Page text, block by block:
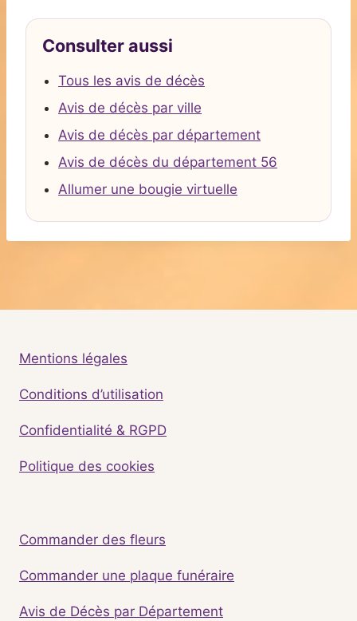
Consulter aussi
Tous les avis de décès
Avis de décès par ville
Avis de décès par département
Avis de décès du département 56
Allumer une bougie virtuelle
Mentions légales
Conditions d’utilisation
Confidentialité & RGPD
Politique des cookies
Commander des fleurs
Commander une plaque funéraire
Avis de Décès par Département